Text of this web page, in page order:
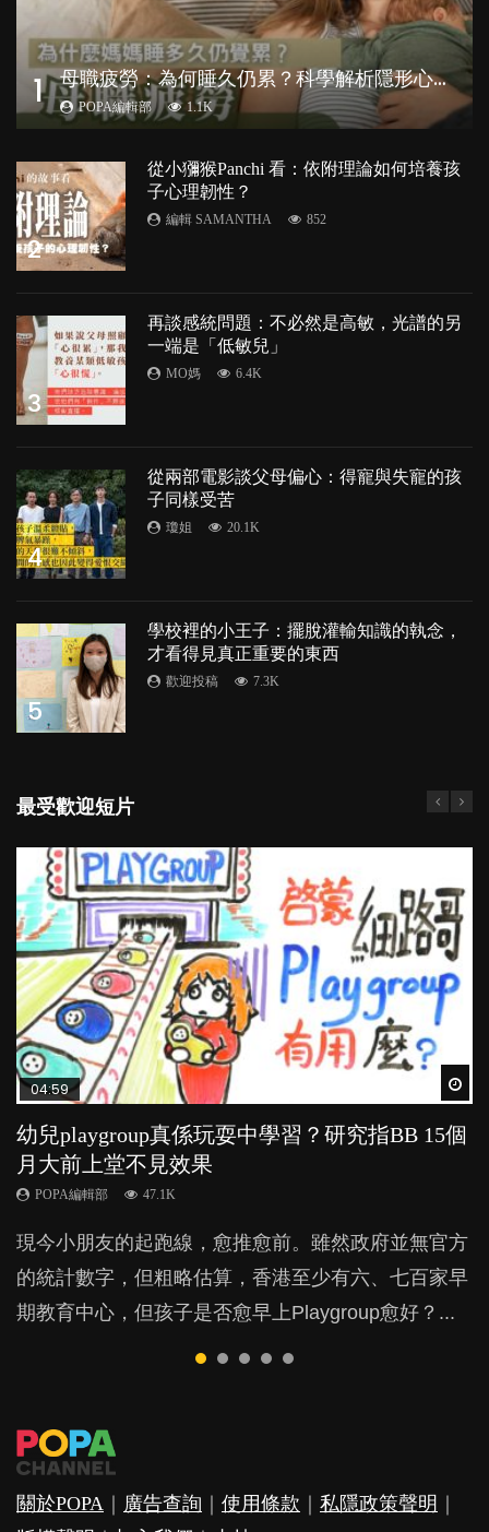
1 母
職疲勞：為何睡久仍累？科學解析隱形心理負擔
POPA編輯部 1.1K
2
從小獼猴Panchi 看：依附理論如何培養孩
子心理韌性？
編輯 SAMANTHA 852
3
再談感統問題：不必然是高敏，光譜的另
一端是「低敏兒」
MO媽 6.4K
4
從兩部電影談父母偏心：得寵與失寵的孩
子同樣受苦
瓊姐 20.1K
5
學校裡的小王子：擺脫灌輸知識的執念，
才看得見真正重要的東西
歡迎投稿 7.3K
最受歡迎短片
04:59
幼兒playgroup真係玩耍中學習？研究指BB 15個
月大前上堂不見效果
POPA編輯部 47.1K
現今小朋友的起跑線，愈推愈前。雖然政府並無官方
的統計數字，但粗略估算，香港至少有六、七百家早
期教育中心，但孩子是否愈早上Playgroup愈好？...
03:39
幼稚園遊戲課 如何刺激幼兒自發學習取代獎勵
與懲罰？
POPA編輯部 33.1K
由美國學者所創的 tools of the mind 課程，學生以遊
戲方式學習，學術能力和自制能力亦明顯比其他小朋
友優勝，到底這課程有何特別之處？...
03:02
老公患產後憂鬱症對BB的影響
POPA編輯部 15.9K
鬱，影響日常生活，嚴重的甚至會有自殺，或傷害小
朋友的念頭。但為何爸爸患上產後抑鬱往往難以察
覺？...
04:06
全職好？在職好？｜全職媽媽與在職媽媽的壓
力與價值
POPA編輯部 25.8K
許多媽媽心底可能都有一刻掙扎過：究竟全職好，還
是在職好。雖說每個家庭都有自己的獨特狀況和考慮
因素，但原來全職和在職媽媽所養育的子女其實都各
03:41
BB口腔期乜都放入口，父母該制止還是放手？
POPA編輯部 25.5K
成吮手指的習慣，大個就很難戒，但原來一刀切阻止
他們放東西入口，隨時會影響孩子的身心發展？...
關於POPA 廣告查詢 使用條款 私隱政策聲明